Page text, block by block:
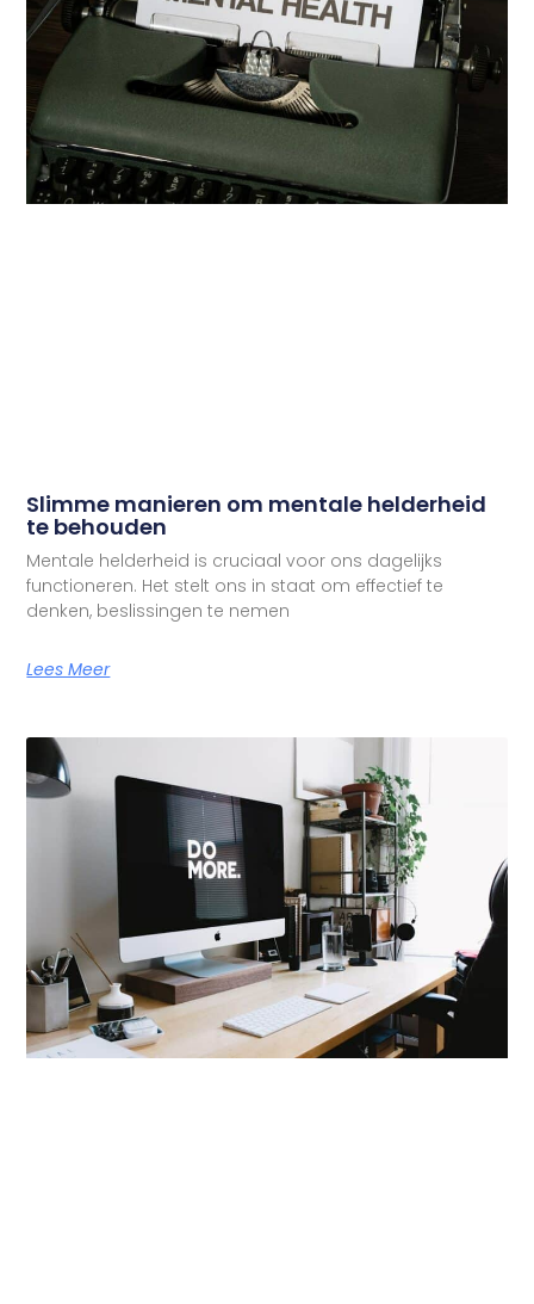
Slimme manieren om mentale helderheid
te behouden
Mentale helderheid is cruciaal voor ons dagelijks
functioneren. Het stelt ons in staat om effectief te
denken, beslissingen te nemen
Lees Meer